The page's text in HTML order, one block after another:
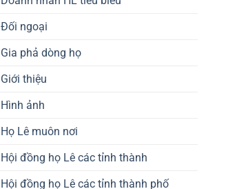
Đối ngoại
Gia phả dòng họ
Giới thiệu
Hình ảnh
Họ Lê muôn nơi
Hội đồng họ Lê các tỉnh thành
Hội đồng họ Lê các tỉnh thành phố